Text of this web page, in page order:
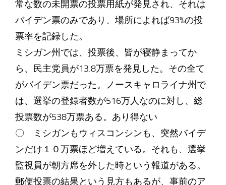
常な数の未開票の投票用紙が発見され、それは
バイデン票のみであり、場所によれば93%の投
票率を記録した。
ミシガン州では、投票後、皆が寝静まってか
ら、民主党員が13.8万票を発見した。その全て
がバイデン票だった。ノースキャロライナ州で
は、選挙の登録者数が516万人なのに対し、総
投票数が538万票ある。あり得ない
〇 ミシガンもウィスコンシンも、突然バイデ
ンだけ１０万票ほど増えている。それも、選挙
監視員が朝方席を外した時という報道がある。
郵便投票の結果という見方もあるが、事前のア